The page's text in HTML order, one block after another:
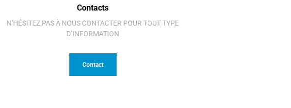
Contacts
N’HÉSITEZ PAS À NOUS CONTACTER POUR TOUT TYPE
D’INFORMATION
Contact